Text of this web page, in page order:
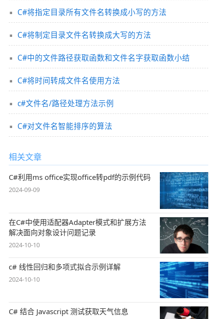
C#将指定目录所有文件名转换成小写的方法
C#将制定目录文件名转换成大写的方法
C#中的文件路径获取函数和文件名字获取函数小结
C#将时间转成文件名使用方法
c#文件名/路径处理方法示例
C#对文件名智能排序的算法
相关文章
C#利用ms office实现office转pdf的示例代码
2024-09-09
在C#中使用适配器Adapter模式和扩展方法
解决面向对象设计问题记录
2024-10-10
c# 线性回归和多项式拟合示例详解
2024-10-10
C# 结合 Javascript 测试获取天气信息